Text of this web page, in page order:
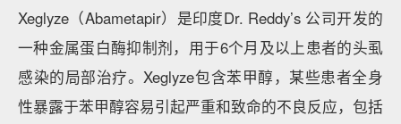
Xeglyze（Abametapir）是印度Dr. Reddy’s 公司开发的
一种金属蛋白酶抑制剂，用于6个月及以上患者的头虱
感染的局部治疗。Xeglyze包含苯甲醇，某些患者全身
性暴露于苯甲醇容易引起严重和致命的不良反应，包括